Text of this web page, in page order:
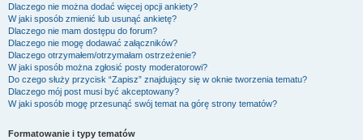
Dlaczego nie można dodać więcej opcji ankiety?
W jaki sposób zmienić lub usunąć ankietę?
Dlaczego nie mam dostępu do forum?
Dlaczego nie mogę dodawać załączników?
Dlaczego otrzymałem/otrzymałam ostrzeżenie?
W jaki sposób można zgłosić posty moderatorowi?
Do czego służy przycisk “Zapisz” znajdujący się w oknie tworzenia tematu?
Dlaczego mój post musi być akceptowany?
W jaki sposób mogę przesunąć swój temat na górę strony tematów?
Formatowanie i typy tematów